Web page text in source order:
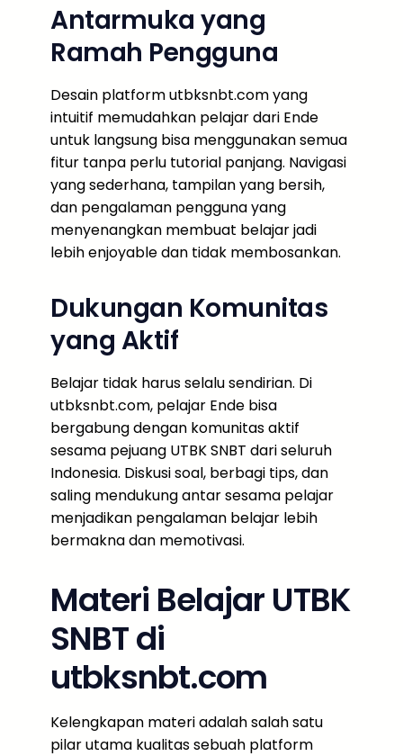
Antarmuka yang
Ramah Pengguna
Desain platform utbksnbt.com yang
intuitif memudahkan pelajar dari Ende
untuk langsung bisa menggunakan semua
fitur tanpa perlu tutorial panjang. Navigasi
yang sederhana, tampilan yang bersih,
dan pengalaman pengguna yang
menyenangkan membuat belajar jadi
lebih enjoyable dan tidak membosankan.
Dukungan Komunitas
yang Aktif
Belajar tidak harus selalu sendirian. Di
utbksnbt.com, pelajar Ende bisa
bergabung dengan komunitas aktif
sesama pejuang UTBK SNBT dari seluruh
Indonesia. Diskusi soal, berbagi tips, dan
saling mendukung antar sesama pelajar
menjadikan pengalaman belajar lebih
bermakna dan memotivasi.
Materi Belajar UTBK
SNBT di
utbksnbt.com
Kelengkapan materi adalah salah satu
pilar utama kualitas sebuah platform